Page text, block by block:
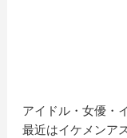
アイドル・女優・
最近はイケメンア